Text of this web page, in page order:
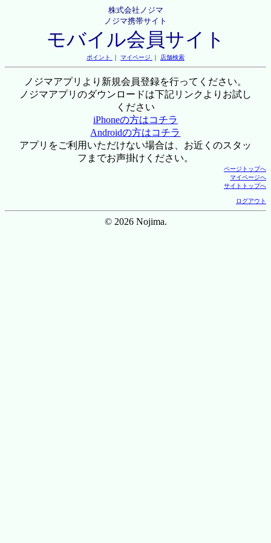
株式会社ノジマ
ノジマ携帯サイト
モバイル会員サイト
ポイント ｜ マイページ ｜ 店舗検索
ノジマアプリより新規会員登録を行ってください。
ノジマアプリのダウンロードは下記リンクよりお試し
ください
iPhoneの方はコチラ
Androidの方はコチラ
アプリをご利用いただけない場合は、お近くのスタッ
フまでお声掛けください。
ページトップへ
マイページへ
サイトトップへ
ログアウト
© 2026 Nojima.